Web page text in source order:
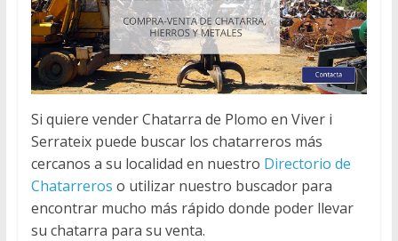
Si quiere vender Chatarra de Plomo en Viver i
Serrateix puede buscar los chatarreros más
cercanos a su localidad en nuestro Directorio de
Chatarreros o utilizar nuestro buscador para
encontrar mucho más rápido donde poder llevar
su chatarra para su venta.